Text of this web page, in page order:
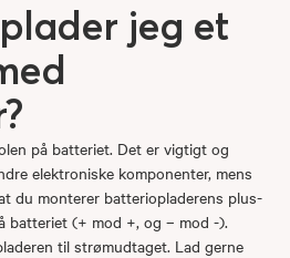
jeg et
på batteriet. Det er vigtigt og
elektroniske komponenter, mens
du monterer batteriopladerens plus-
batteriet (+ mod +, og – mod -).
til strømudtaget. Lad gerne